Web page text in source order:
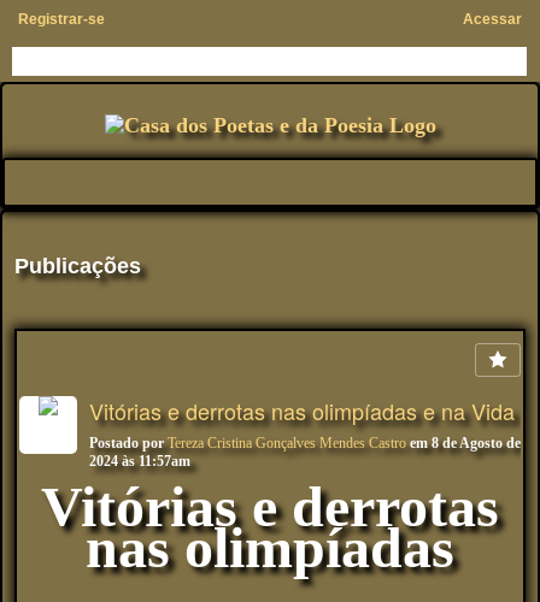
Registrar-se Acessar
Publicações
Vitórias e derrotas nas olimpíadas e na Vida
Postado porTereza Cristina Gonçalves Mendes Castro em 8 de Agosto de
2024 às 11:57am
Vitórias e derrotas
nas olimpíadas